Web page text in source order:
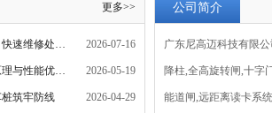
更多>>
十字全高转闸常见故障，快速维修处理方案 2026-07-16
液压一体升降柱：工作原理与性能优势解析 2026-05-19
筑牢防线 2026-04-29
公司简介
广东尼高迈科技有限
降柱,全高旋转闸,十字
能道闸,远距离读卡系